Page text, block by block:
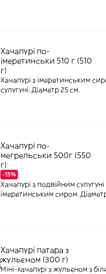
На доставку яйце
Хачапурі по-
імеретинськи 510 г (510
г)
Хачапурі з імеретинським
сулугуні. Діаметр 25 см.
Хачапурі по-
мегрельськи 500г (550
г)
-15%
Хачапурі з подвійним сулугуні
імеретинським сиром.
Хачапурі патара з
жульєном (300 г)
Міні-хачапурі з жульєном з